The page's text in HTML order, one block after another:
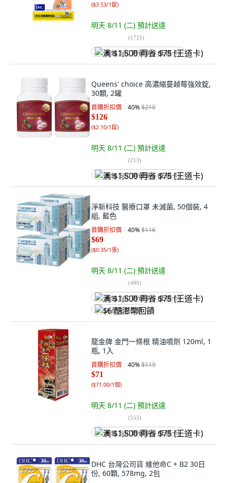
($3.53/1錠)
明天 8/11 (二) 預計送達
(1721)
满 $1,500 再省 $75 (王道卡)
Queens' choice 高濃縮蔓越莓強效錠,
30顆, 2罐
首購折扣價 40%$210
$126
($2.10/1錠)
明天 8/11 (二) 預計送達
(213)
满 $1,500 再省 $75 (王道卡)
淨新科技 醫療口罩 未滅菌, 50個裝, 4
組, 藍色
首購折扣價 40%$116
$69
($0.35/1張)
明天 8/11 (二) 預計送達
(489)
满 $1,500 再省 $75 (王道卡)
$6 酷澎幣回饋
龍金牌 金門一條根 精油噴劑 120ml, 1
瓶, 1入
首購折扣價 40%$119
$71
($71.00/1個)
明天 8/11 (二) 預計送達
(555)
满 $1,500 再省 $75 (王道卡)
DHC 台灣公司貨 維他命C + B2 30日
份, 60顆, 578mg, 2包